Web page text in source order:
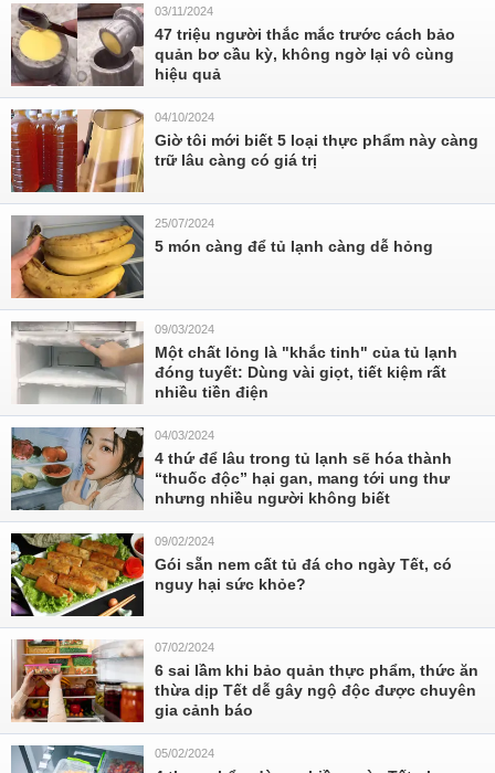
03/11/2024
47 triệu người thắc mắc trước cách bảo
quản bơ cầu kỳ, không ngờ lại vô cùng
hiệu quả
04/10/2024
Giờ tôi mới biết 5 loại thực phẩm này càng
trữ lâu càng có giá trị
25/07/2024
5 món càng để tủ lạnh càng dễ hỏng
09/03/2024
Một chất lỏng là "khắc tinh" của tủ lạnh
đóng tuyết: Dùng vài giọt, tiết kiệm rất
nhiều tiền điện
04/03/2024
4 thứ để lâu trong tủ lạnh sẽ hóa thành
“thuốc độc” hại gan, mang tới ung thư
nhưng nhiều người không biết
09/02/2024
Gói sẵn nem cất tủ đá cho ngày Tết, có
nguy hại sức khỏe?
07/02/2024
6 sai lầm khi bảo quản thực phẩm, thức ăn
thừa dịp Tết dễ gây ngộ độc được chuyên
gia cảnh báo
05/02/2024